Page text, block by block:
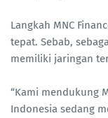
Langkah MNC
tepat. Sebab,
memiliki jaringan
“Kami mendukung
Indonesia sedang